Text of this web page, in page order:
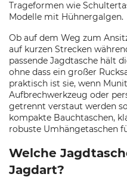
Trageformen wie
Modelle mit Hühnergalgen.
Ob auf dem Weg zum
auf kurzen Strecken
passende Jagdtasche hält
ohne dass ein großer
praktisch ist sie, wenn
Aufbrechwerkzeug oder
getrennt verstaut werden
kompakte Bauchtaschen,
robuste Umhängetaschen
Welche
Jagdart?